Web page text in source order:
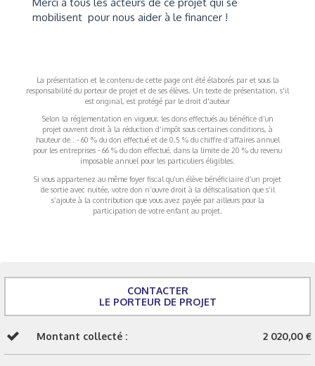
mobilisent pour nous aider à le financer !
La présentation et le contenu de cette page ont été élaborés par et sous la
responsabilité du porteur de projet et de ses élèves. Un texte de présentation, s'il
est original, est protégé par le droit d'auteur
Selon la réglementation en vigueur, les dons effectués au bénéfice d’un
projet ouvrent droit à la réduction d’impôt sous certaines conditions, à
hauteur de : - 60 % du don effectué et de 0,5 % du chiffre d’affaires annuel
pour les entreprises - 66 % du don effectué, dans la limite de 20 % du revenu
imposable annuel pour les particuliers éligibles.
Si vous appartenez au même foyer fiscal qu’un élève bénéficiaire d’un projet
de sortie avec nuitée, votre don n’ouvre droit à la défiscalisation que s’il
s’ajoute à la contribution que vous avez payée par ailleurs pour la
participation de votre enfant au projet.
CONTACTER
LE PORTEUR DE PROJET
Montant collecté : 2 020,00 €